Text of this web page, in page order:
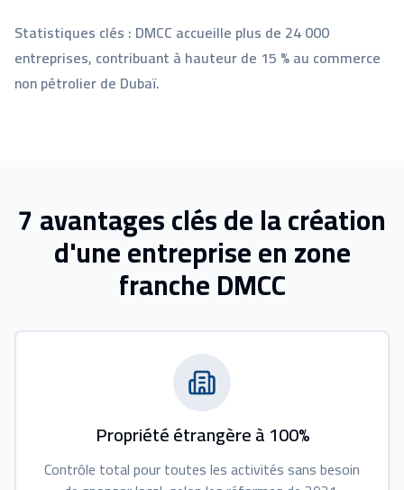
Statistiques clés : DMCC accueille plus de 24 000
entreprises, contribuant à hauteur de 15 % au commerce
non pétrolier de Dubaï.
7 avantages clés de la création
d'une entreprise en zone
franche DMCC
Propriété étrangère à 100%
Contrôle total pour toutes les activités sans besoin